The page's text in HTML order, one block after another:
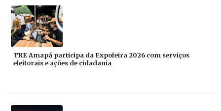
TRE Amapá participa da Expofeira 2026 com serviços
eleitorais e ações de cidadania